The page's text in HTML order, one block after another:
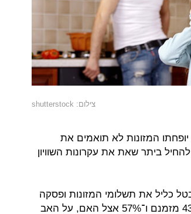
צילום: shutterstock
המזונות לא תואמים את
ביתר שאת את עקרונות השוויון
כליל את תשלומי המזונות ופסקה
כי לאור העובדה שהילדים שוהים אצל האב 43% מזמנם ו־57% אצל האם, על האב